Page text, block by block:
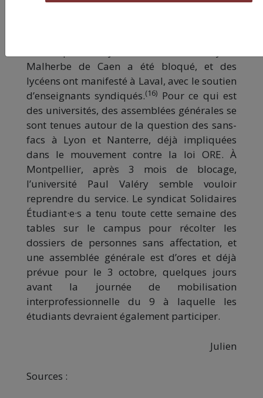
Malherbe de Caen a été bloqué, et des
lycéens ont manifesté à Laval, avec le soutien
d’enseignants syndiqués.(16) Pour ce qui est
des universités, des assemblées générales se
sont tenues autour de la question des sans-
facs à Lyon et Nanterre, déjà impliquées
dans le mouvement contre la loi ORE. À
Montpellier, après 3 mois de blocage,
l’université Paul Valéry semble vouloir
reprendre du service. Le syndicat Solidaires
Étudiant·e·s a tenu toute cette semaine des
tables sur le campus pour récolter les
dossiers de personnes sans affectation, et
une assemblée générale est d’ores et déjà
prévue pour le 3 octobre, quelques jours
avant la journée de mobilisation
interprofessionnelle du 9 à laquelle les
étudiants devraient également participer.
Julien
Sources :